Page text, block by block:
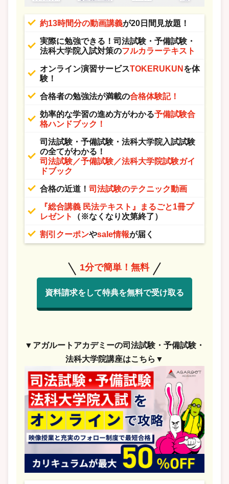
約13時間分の動画講義が20日間見放題！
実際に勉強できる！司法試験・予備試験・
法科大学院入試対策のフルカラーテキスト
オンライン演習サービスTOKERUKUN を体
験！
合格者の勉強法が満載の合格体験記！
効率的な学習の進め方がわかる予備試験合
格ハンドブック！
司法試験・予備試験・法科大学院入試試験
の全てがわかる！
司法試験／予備試験／法科大学院試験ガイ
ドブック
合格の近道！ 司法試験のテクニック動画
『総合講義 民法テキスト』まるごと1冊プ
レゼント
（※なくなり次第終了）
割引クーポンやsale情報が届く
1分で簡単！無料
資料請求をして特典を無料で受け取る
▼アガルートアカデミーの司法試験・予備試験・
法科大学院講座はこちら▼